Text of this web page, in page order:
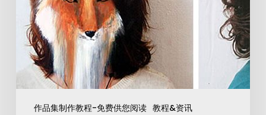
作品集制作教程-免费供您阅读 教程&资讯